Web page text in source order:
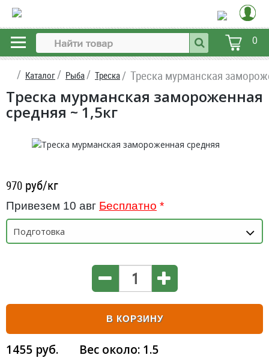
0
Каталог Рыба Треска Треска мурманская
Треска мурманская замороженная
средняя ~ 1,5кг
970 руб/кг
Привезем 10 авг Бесплатно *
Подготовка
В КОРЗИНУ
1455 руб. Вес около: 1.5